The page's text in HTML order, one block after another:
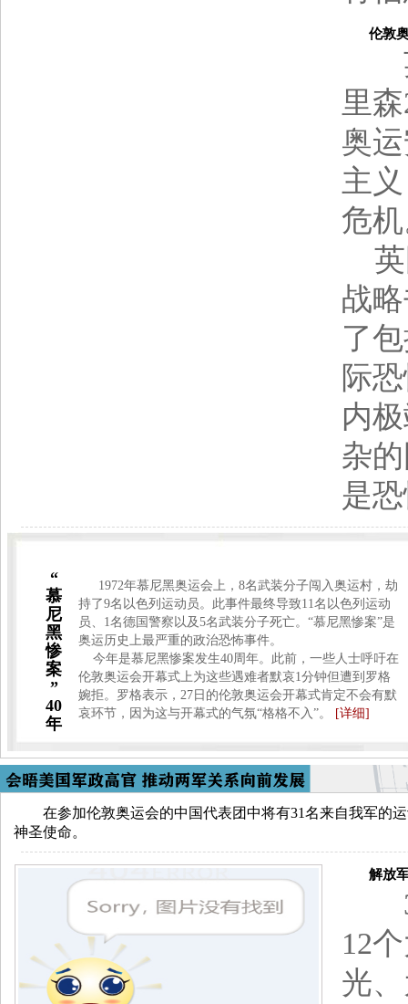
伦敦奥
英
里
奥
主
危
英
战
了
际
内
杂
是
“
慕
尼
黑
惨
案
”
40
年
1972年慕尼黑奥运会上，8名武装分子闯入奥运村，劫
持了9名以色列运动员。此事件最终导致11名以色列运动
员、1名德国警察以及5名武装分子死亡。“慕尼黑惨案”是
奥运历史上最严重的政治恐怖事件。
今年是慕尼黑惨案发生40周年。此前，一些人士呼吁在
伦敦奥运会开幕式上为这些遇难者默哀1分钟但遭到罗格
婉拒。罗格表示，27日的伦敦奥运会开幕式肯定不会有默
哀环节，因为这与开幕式的气氛“格格不入”。 [详细]
在参加伦敦奥运会的中国代表团中将有31名来自我军的运
神圣使命。
解放军
31
12
光